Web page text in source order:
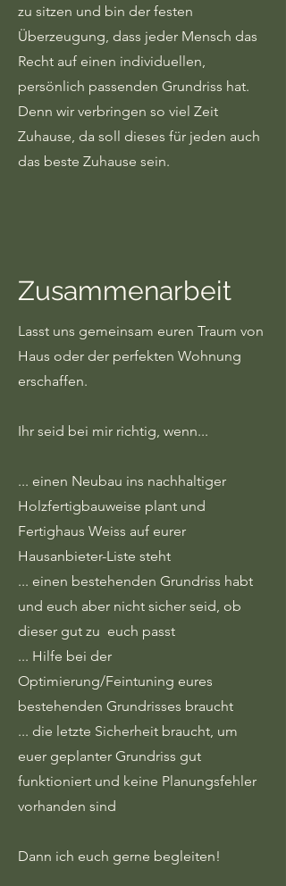
zu sitzen und bin der festen
Überzeugung, dass jeder Mensch das
Recht auf einen individuellen,
persönlich passenden Grundriss hat.
Denn wir verbringen so viel Zeit
Zuhause, da soll dieses für jeden auch
das beste Zuhause sein.
Zusammenarbeit
Lasst uns gemeinsam euren Traum von
Haus oder der perfekten Wohnung
erschaffen.
Ihr seid bei mir richtig, wenn...
... einen Neubau ins nachhaltiger
Holzfertigbauweise plant und
Fertighaus Weiss auf eurer
Hausanbieter-Liste steht
... einen bestehenden Grundriss habt
und euch aber nicht sicher seid, ob
dieser gut zu euch passt
... Hilfe bei der
Optimierung/Feintuning eures
bestehenden Grundrisses braucht
... die letzte Sicherheit braucht, um
euer geplanter Grundriss gut
funktioniert und keine Planungsfehler
vorhanden sind
Dann ich euch gerne begleiten!